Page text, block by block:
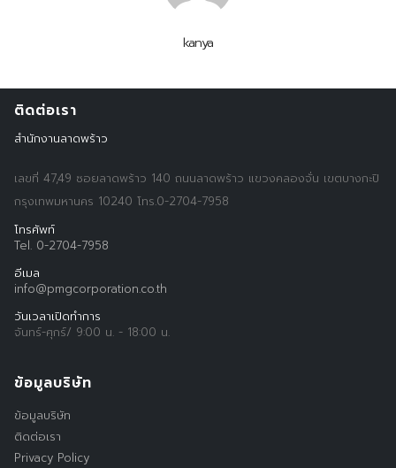
Search
kanya
ติดต่อเรา
สำนักงานลาดพร้าว
เลขที่ 47,49 ซอยลาดพร้าว 140 ถนนลาดพร้าว แขวงคลองจั่น เขตบางกะปิ
กรุงเทพมหานคร 10240 โทร.0-2704-7958
โทรศัพท์
Tel. 0-2704-7958
อีเมล
info@pmgcorporation.co.th
วันเวลาเปิดทำการ
จันทร์-ศุกร์/ 9:00 น. - 18:00 น.
ข้อมูลบริษัท
ข้อมูลบริษัท
ติดต่อเรา
Privacy Policy